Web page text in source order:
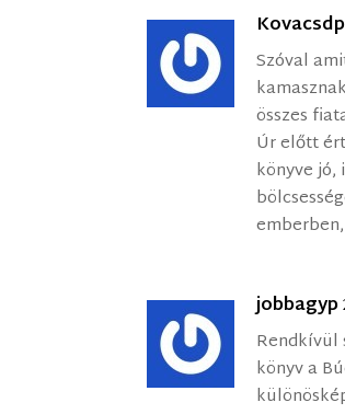
Szóval
összes
Úr előtt
könyve jó,
jobbagyp
Rendkívül
könyv a